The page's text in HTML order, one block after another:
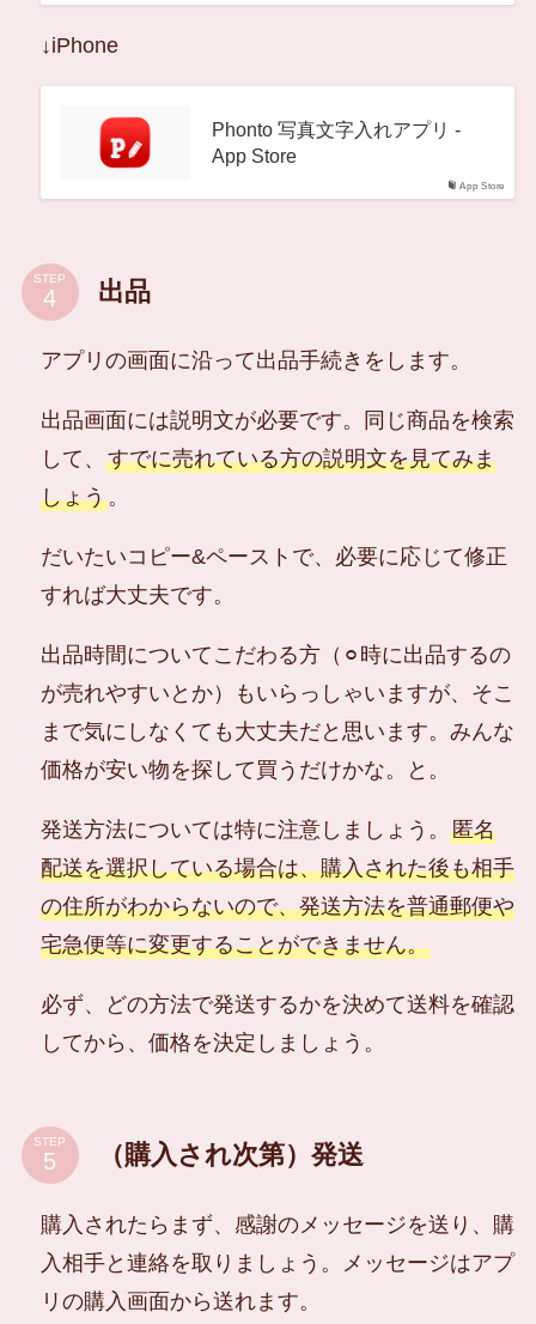
↓iPhone
App Store
Phonto 写真文字入れアプリ -
App Store
STEP 出品
アプリの画面に沿って出品手続きをします。
出品画面には説明文が必要です。同じ商品を検索
して、 すでに売れている方の説明文を見てみま
しょう。
だいたいコピー&ペーストで、必要に応じて修正
すれば大丈夫です。
出品時間についてこだわる方（⚪︎時に出品するの
が売れやすいとか）もいらっしゃいますが、そこ
まで気にしなくても大丈夫だと思います。みんな
価格が安い物を探して買うだけかな。と。
発送方法については特に注意しましょう。 匿名
配送を選択している場合は、購入された後も相手
の住所がわからないので、発送方法を普通郵便や
宅急便等に変更することができません。
必ず、どの方法で発送するかを決めて送料を確認
してから、価格を決定しましょう。
STEP （購入され次第）発送
購入されたらまず、感謝のメッセージを送り、購
入相手と連絡を取りましょう。メッセージはアプ
リの購入画面から送れます。